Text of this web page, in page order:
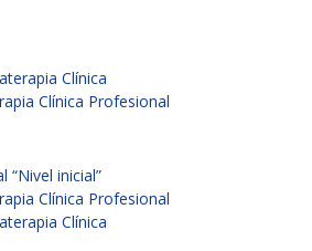
Clínica
Clínica Profesional
inicial”
Clínica Profesional
Clínica